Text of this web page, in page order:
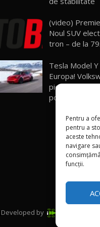
Pentru a
pentru a
aceste
navigare
funcții.
(video)
Noul SUV
tron – de la
Tesla Model
Europa!
pierdut serios
popularitate
Developed by